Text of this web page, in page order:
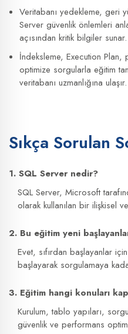
Veritabanı yedekleme, geri
Server güvenlik önlemleri
açısından kritik bilgiler sunar.
İndeksleme, Execution
optimize sorgularla eğitim
veritabanı uzmanlığına ulaşır.
Sıkça Sorulan
1. SQL Server nedir?
SQL Server, Microsoft
olarak kullanılan bir ilişkisel
2. Bu eğitim yeni
Evet, sıfırdan başlayanlar için
başlayarak sorgulamaya
3. Eğitim hangi konuları
Kurulum, tablo yapıları,
güvenlik ve performans